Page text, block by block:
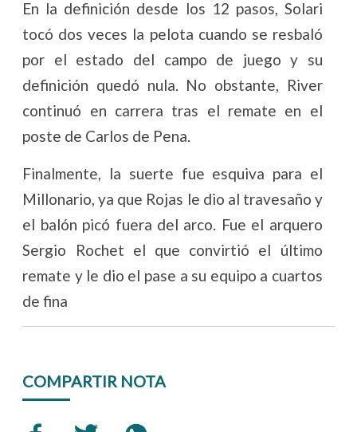
En la definición desde los 12 pasos, Solari
tocó dos veces la pelota cuando se resbaló
por el estado del campo de juego y su
definición quedó nula. No obstante, River
continuó en carrera tras el remate en el
poste de Carlos de Pena.
Finalmente, la suerte fue esquiva para el
Millonario, ya que Rojas le dio al travesaño y
el balón picó fuera del arco. Fue el arquero
Sergio Rochet el que convirtió el último
remate y le dio el pase a su equipo a cuartos
de fina
COMPARTIR NOTA